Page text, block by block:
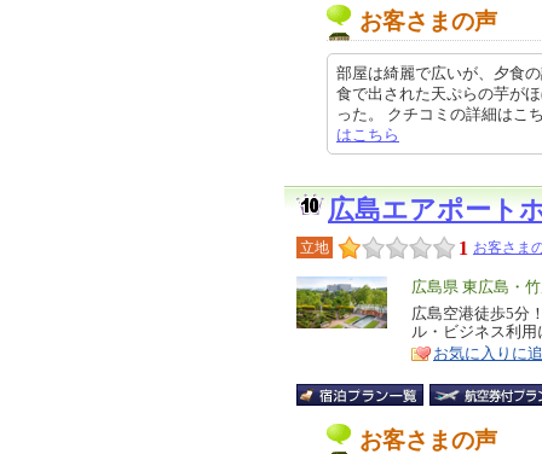
お客さまの声
部屋は綺麗で広いが、夕食
食で出された天ぷらの芋が
った。 クチコミの詳細は
はこちら
広島エアポート
立地 1 お客さま
エ
リ
ア
広島県 東広島・
特
徴
広島空港徒歩5分
ル・ビジネス利
お気に入りに
お客さまの声